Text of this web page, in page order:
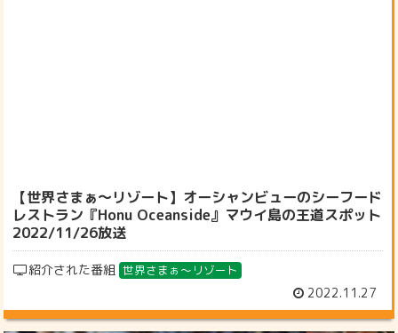
【世界さまぁ～リゾート】オーシャンビューのシーフード
レストラン『Honu Oceanside』マウイ島の王道スポット
2022/11/26放送
紹介された番組 世界さまぁ～リゾート
2022.11.27